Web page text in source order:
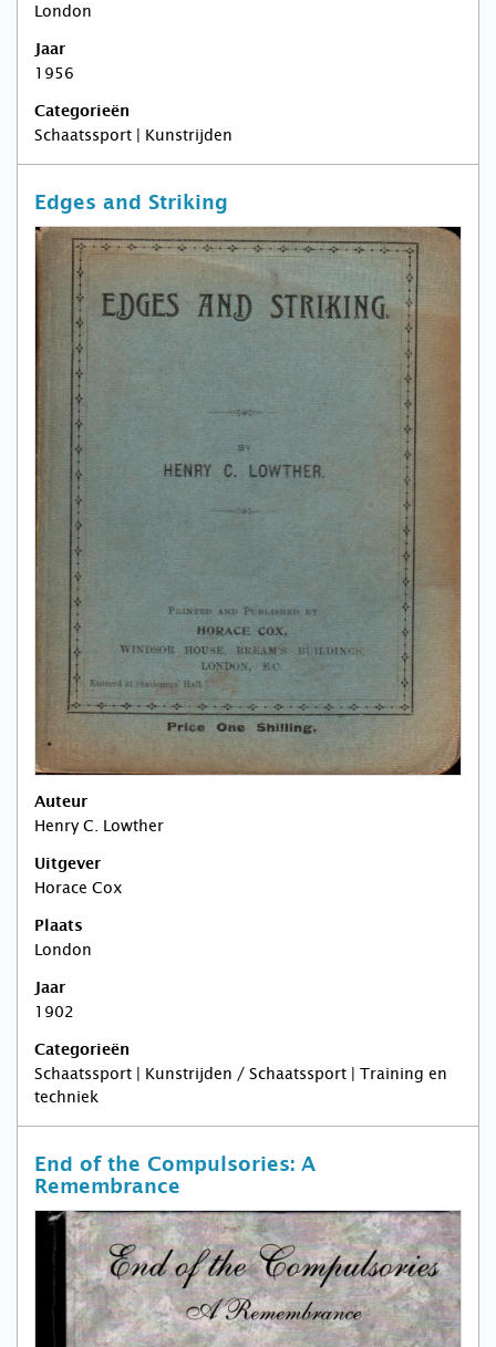
London
Jaar
1956
Categorieën
Schaatssport | Kunstrijden
Edges and Striking
Auteur
Henry C. Lowther
Uitgever
Horace Cox
Plaats
London
Jaar
1902
Categorieën
Schaatssport | Kunstrijden / Schaatssport | Training en
techniek
End of the Compulsories: A
Remembrance